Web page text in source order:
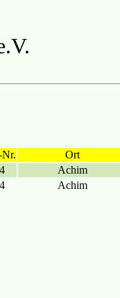
Nr.
Ort
Achim
Achim